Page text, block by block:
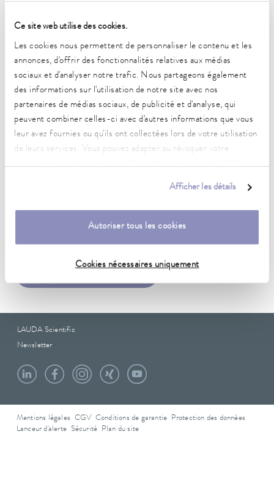
Ce site web utilise des cookies.
Les cookies nous permettent de personnaliser le contenu et les
annonces, d'offrir des fonctionnalités relatives aux médias
sociaux et d'analyser notre trafic. Nous partageons également
des informations sur l'utilisation de notre site avec nos
partenaires de médias sociaux, de publicité et d'analyse, qui
peuvent combiner celles-ci avec d'autres informations que vous
leur avez fournies ou qu'ils ont collectées lors de votre utilisation
de leurs services. Vous pouvez adapter ou révoquer votre
Afficher les détails
Autoriser tous les cookies
Cookies nécessaires uniquement
Caractéristiques techniques
(selon DIN 12876)
Matériau
Acier inoxidable
Poids
Fiche de données
LAUDA Scientific
Newsletter
Mentions légales CGV Conditions de garantie
Protection des données
Lanceur d'alerte Sécurité Plan du site